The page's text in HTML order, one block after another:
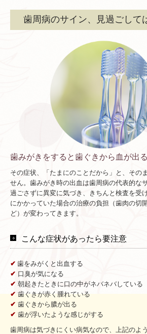
小児歯科
施設基準について
歯周病のサイン、見過ごして
歯みがきをすると歯ぐきから血が出る
その症状、「たまにのことだから」と、その
せん。歯みがき時の出血は歯周病の代表的な
過ごさずに異変に気づき、きちんと検査を受
にかかっていた場合の治療の負担（歯肉の切
ど）が変わってきます。
こんな症状があったら要注意
✔ 歯をみがくと出血する
✔ 口臭が気になる
✔ 朝起きたときに口の中がネバネバしている
✔ 歯ぐきが赤く腫れている
✔ 歯ぐきから膿が出る
✔ 歯が浮いたような感じがする
歯周病は気づきにくい病気なので、上記のよ